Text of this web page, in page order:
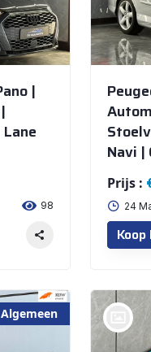
|
98
Navi |
Prijs :
24
Koop
Algemeen